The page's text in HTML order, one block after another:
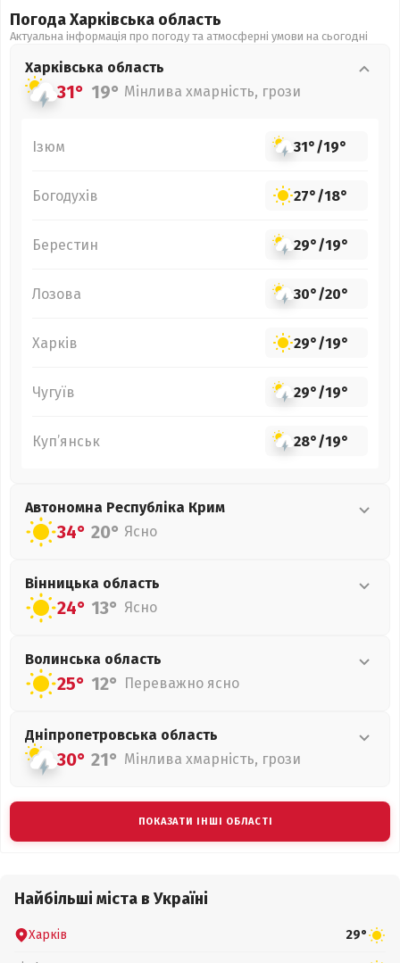
Погода Харківська область
Актуальна інформація про погоду та атмосферні умови на сьогодні
Харківська область
31° 19° Мінлива хмарність, грози
Ізюм 31°/19°
Богодухів 27°/18°
Берестин 29°/19°
Лозова 30°/20°
Харків 29°/19°
Чугуїв 29°/19°
Куп’янськ 28°/19°
Автономна Республіка Крим
34° 20° Ясно
Вінницька область
24° 13° Ясно
Волинська область
25° 12° Переважно ясно
Дніпропетровська область
30° 21° Мінлива хмарність, грози
ПОКАЗАТИ ІНШІ ОБЛАСТІ
Найбільші міста в Україні
Харків 29°